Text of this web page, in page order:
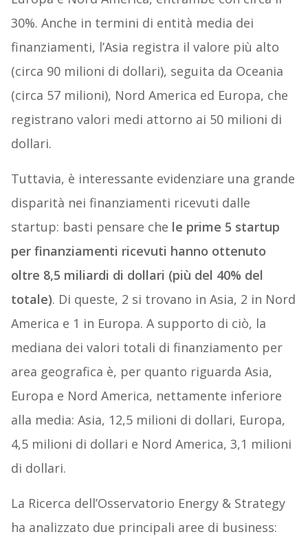
30%. Anche in termini di entità media dei
finanziamenti, l’Asia registra il valore più alto
(circa 90 milioni di dollari), seguita da Oceania
(circa 57 milioni), Nord America ed Europa, che
registrano valori medi attorno ai 50 milioni di
dollari.
Tuttavia, è interessante evidenziare una grande
disparità nei finanziamenti ricevuti dalle
startup: basti pensare che le prime 5 startup
per finanziamenti ricevuti hanno ottenuto
oltre 8,5 miliardi di dollari (più del 40% del
totale). Di queste, 2 si trovano in Asia, 2 in Nord
America e 1 in Europa. A supporto di ciò, la
mediana dei valori totali di finanziamento per
area geografica è, per quanto riguarda Asia,
Europa e Nord America, nettamente inferiore
alla media: Asia, 12,5 milioni di dollari, Europa,
4,5 milioni di dollari e Nord America, 3,1 milioni
di dollari.
La Ricerca dell’Osservatorio Energy & Strategy
ha analizzato due principali aree di business: